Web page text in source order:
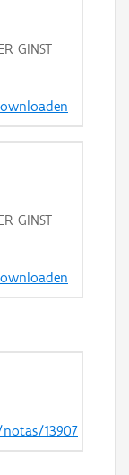
GINST
GINST
13907